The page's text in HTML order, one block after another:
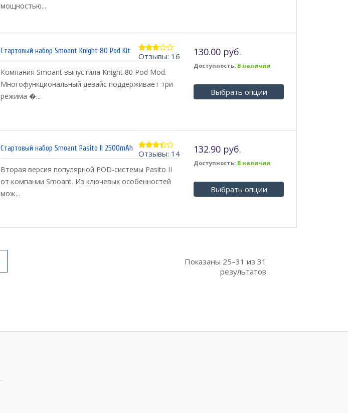
мощностью...
2.56
Отзывы: 16
Стартовый набор Smoant Knight 80 Pod Kit
Компания Smoant выпустила Knight 80 Pod Mod.
Многофункциональный девайс поддерживает три
режима �...
130.00 руб.
Доступность: В наличии
Выбрать опции
3.29
Отзывы: 14
Стартовый набор Smoant Pasito II 2500mAh
Вторая версия популярной POD-системы Pasito II
от компании Smoant. Из ключевых особенностей
мож...
132.90 руб.
Доступность: В наличии
Выбрать опции
Показаны 25–31 из 31
результатов